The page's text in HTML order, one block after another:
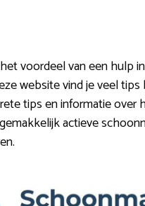
voordeel van een hulp
website vind je veel
tips en informatie over
actieve